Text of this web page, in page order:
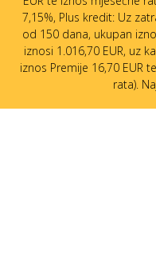
7,15%, Plus kredit: Uz
od 150 dana, ukupan
iznosi 1.016,70 EUR, uz
iznos Premije 16,70 EUR
rata).